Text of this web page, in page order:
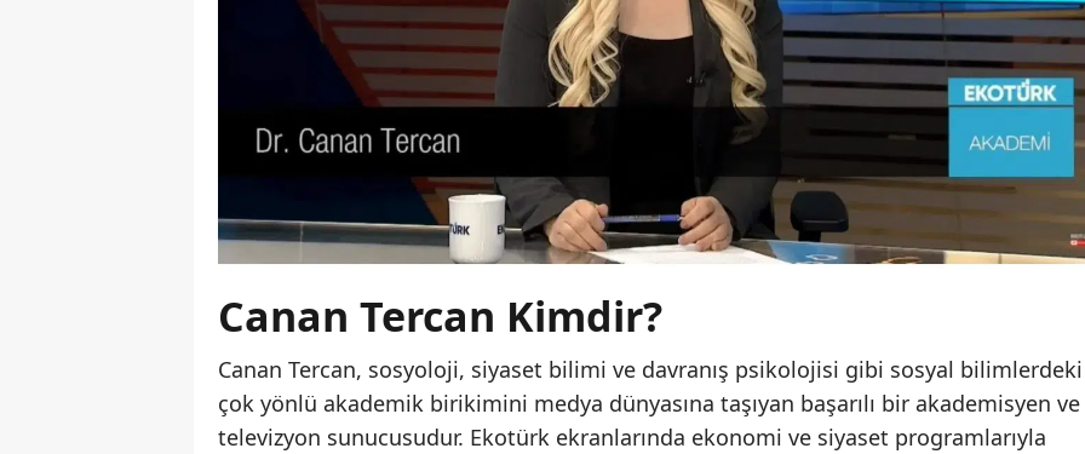
Canan Tercan Kimdir?
Canan Tercan, sosyoloji, siyaset bilimi ve davranış psikolojisi gibi sosyal bilimlerdeki
çok yönlü akademik birikimini medya dünyasına taşıyan başarılı bir akademisyen ve
televizyon sunucusudur. Ekotürk ekranlarında ekonomi ve siyaset programlarıyla